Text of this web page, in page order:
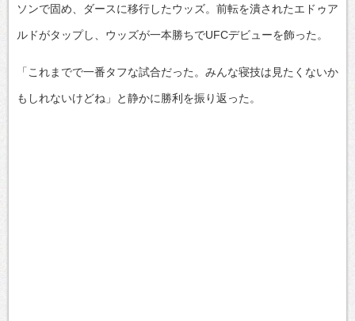
ソンで固め、ダースに移行したウッズ。前転を潰されたエドゥア
ルドがタップし、ウッズが一本勝ちでUFCデビューを飾った。
「これまでで一番タフな試合だった。みんな寝技は見たくないか
もしれないけどね」と静かに勝利を振り返った。